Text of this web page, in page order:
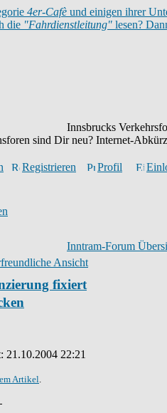
4er-Cafè und einigen ihrer
die "Fahrdienstleitung" lesen?
Innsbrucks
sind Dir neu? Internet-
Registrieren Profil
Inntram-Forum
fixiert
21.10.2004 22:21
Artikel.